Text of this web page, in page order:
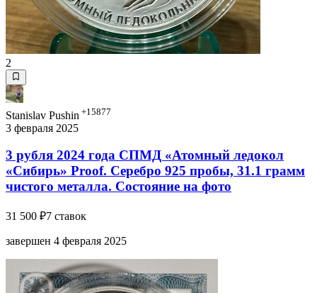
2
Stanislav Pushin +15877
3 февраля 2025
3 рубля 2024 года СПМД «Атомный ледокол
«Сибирь» Proof. Серебро 925 пробы, 31.1 грамм
чистого металла. Состояние на фото
31 500 ₽7 ставок
завершен 4 февраля 2025